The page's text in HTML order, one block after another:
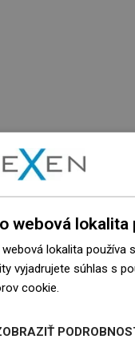
webová
lokalita používa
vyjadrujete súhlas s
cookie.